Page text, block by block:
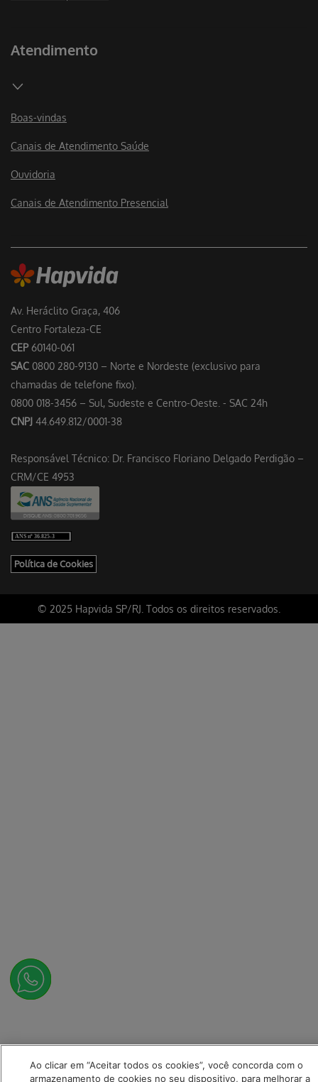
Av. Heráclito Graça, 406
Centro Fortaleza-CE
CEP60140-061
SAC 0800 280-9130 – Norte e Nordeste (exclusivo para
chamadas de telefone fixo).
0800 018-3456 – Sul, Sudeste e Centro-Oeste. - SAC 24h
CNPJ 44.649.812/0001-38
Responsável Técnico: Dr. Francisco Floriano Delgado Perdigão –
CRM/CE 4953
Política de Cookies
Atendimento
Boas-vindas
Canais de Atendimento Saúde
Ouvidoria
Canais de Atendimento Presencial
© 2025 Hapvida SP/RJ. Todos os direitos reservados.
Ao clicar em “Aceitar todos os cookies”, você concorda com o
armazenamento de cookies no seu dispositivo, para melhorar a